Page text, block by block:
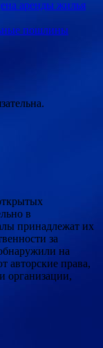
аренды жилья
пошлины
в
принадлежат их
за
на
авторские права,
организации,